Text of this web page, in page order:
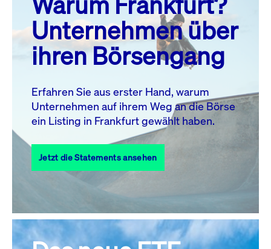
MO. DI. MI. DO. FR. SA. SO.
1
2
3
4 5 6 7 8
10 11 13 14
17
18 19 20 21 22
23
27 28
31
Alle Events
Unternehmen über
ihren Börsengang
Erfahren Sie aus erster Hand, warum
Unternehmen auf ihrem Weg an die Börse
ein Listing in Frankfurt gewählt haben.
Jetzt die Statements ansehen